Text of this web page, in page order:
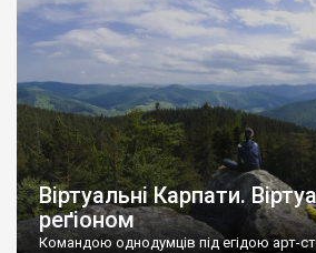
Віртуальні Карпати.
реґіоном
Командою однодумців під егідою арт-